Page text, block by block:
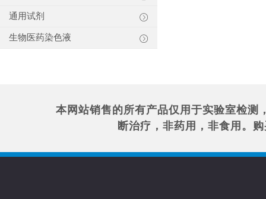
通用试剂
生物医药染色液
本网站销售的所有产品仅用于实验室检测
断治疗，非药用，非食用。